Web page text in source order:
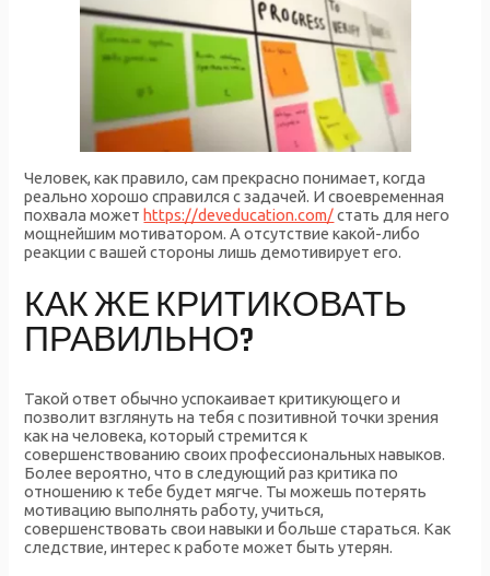
Человек, как правило, сам прекрасно понимает, когда
реально хорошо справился с задачей. И своевременная
похвала можетhttps://deveducation.com/стать для него
мощнейшим мотиватором. А отсутствие какой-либо
реакции с вашей стороны лишь демотивирует его.
КАК ЖЕ КРИТИКОВАТЬ
ПРАВИЛЬНО?
Такой ответ обычно успокаивает критикующего и
позволит взглянуть на тебя с позитивной точки зрения
как на человека, который стремится к
совершенствованию своих профессиональных навыков.
Более вероятно, что в следующий раз критика по
отношению к тебе будет мягче. Ты можешь потерять
мотивацию выполнять работу, учиться,
совершенствовать свои навыки и больше стараться. Как
следствие, интерес к работе может быть утерян.